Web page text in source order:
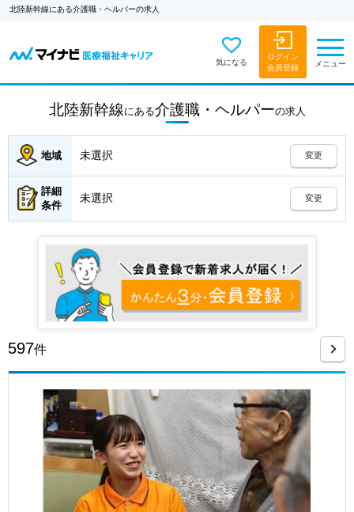
北陸新幹線にある介護職・ヘルパーの求人
気になる
ログイン
会員登録
メニュー
北陸新幹線 にある介護職・ヘルパーの求人
地域 未選択 変更
詳細
条件
未選択 変更
597件